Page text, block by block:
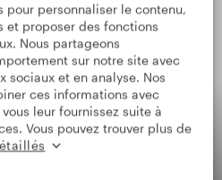
pour personnaliser le contenu,
et proposer des fonctions
Nous partageons
sur notre site avec
sociaux et en analyse. Nos
ces informations avec
leur fournissez suite à
Vous pouvez trouver plus de